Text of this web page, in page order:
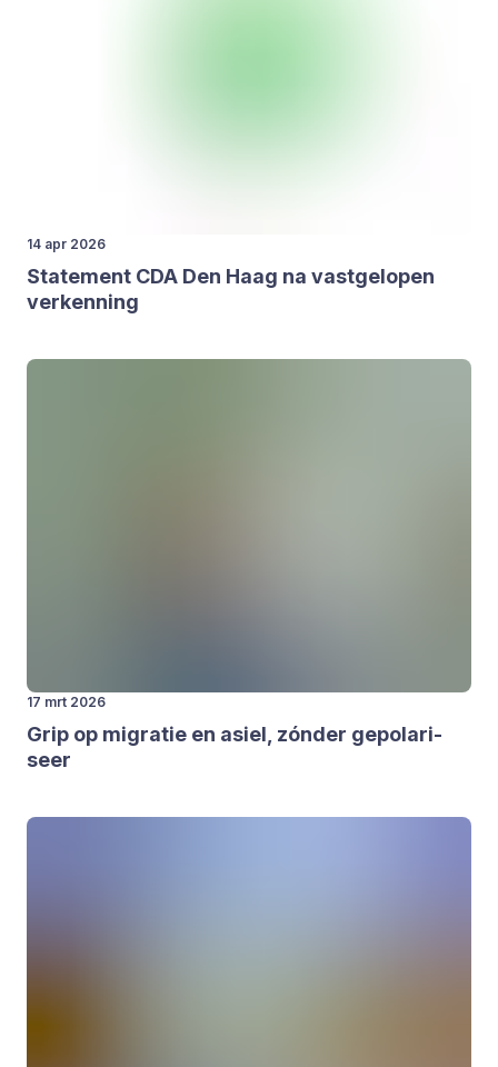
14 apr 2026
Sta­te­ment CDA Den Haag na vast­ge­lo­pen
ver­ken­ning
17 mrt 2026
Grip op migra­tie en asiel, zón­der gepo­la­ri­
seer